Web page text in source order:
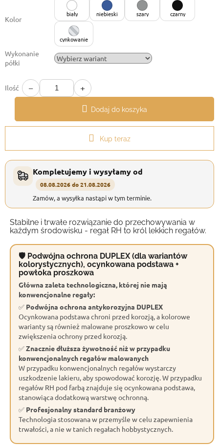
Kolor
biały niebieski szary czarny
cynkowanie
Wykonanie
półki
Ilość − +
Dodaj do koszyka
Kup teraz
Kompletujemy i wysyłamy od
08.08.2026 do 21.08.2026
Zamów, a wysyłka nastąpi w tym terminie.
Stabilne i trwałe rozwiązanie do przechowywania w
każdym środowisku - regał RH to król lekkich regałów.
🛡 Podwójna ochrona DUPLEX (dla wariantów
kolorystycznych), ocynkowana podstawa +
powłoka proszkowa
Główna zaleta technologiczna, której nie mają
konwencjonalne regały:
✅ Podwójna ochrona antykorozyjna DUPLEX
Ocynkowana podstawa chroni przed korozją, a kolorowe
warianty są również malowane proszkowo w celu
zwiększenia ochrony przed korozją.
✅Znacznie dłuższa żywotność niż w przypadku
konwencjonalnych regałów malowanych
W przypadku konwencjonalnych regałów wystarczy
uszkodzenie lakieru, aby spowodować korozję. W przypadku
regałów RH pod farbą znajduje się ocynkowana podstawa,
stanowiąca dodatkową warstwę ochronną.
✅ Profesjonalny standard branżowy
Technologia stosowana w przemyśle w celu zapewnienia
trwałości, a nie w tanich regałach hobbystycznych.